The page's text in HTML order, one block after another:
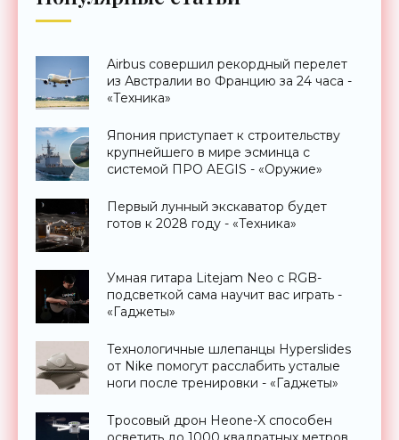
Airbus совершил рекордный перелет
из Австралии во Францию за 24 часа -
«Техника»
Япония приступает к строительству
крупнейшего в мире эсминца с
системой ПРО AEGIS - «Оружие»
Первый лунный экскаватор будет
готов к 2028 году - «Техника»
Умная гитара Litejam Neo с RGB-
подсветкой сама научит вас играть -
«Гаджеты»
Технологичные шлепанцы Hyperslides
от Nike помогут расслабить усталые
ноги после тренировки - «Гаджеты»
Тросовый дрон Heone-X способен